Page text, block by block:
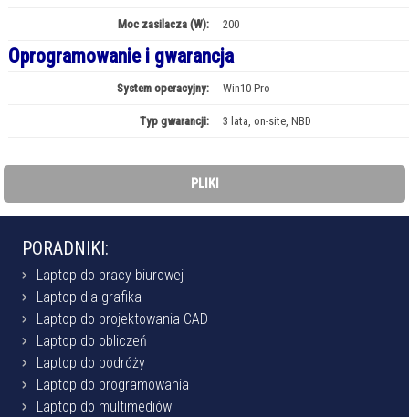
Moc zasilacza (W): 200
Oprogramowanie i gwarancja
System operacyjny: Win10 Pro
Typ gwarancji: 3 lata, on-site, NBD
PLIKI
PORADNIKI:
Laptop do pracy biurowej
Laptop dla grafika
Laptop do projektowania CAD
Laptop do obliczeń
Laptop do podróży
Laptop do programowania
Laptop do multimediów